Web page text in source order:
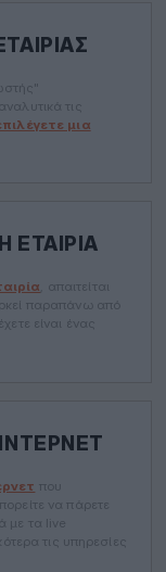
τις
μια
ΕΤΑΙΡΊΑ
, απαιτείται
παραπάνω από
είναι ένας
που
να πάρετε
με τα live
τις υπηρεσίες